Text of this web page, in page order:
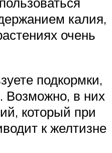
калия,
очень
подкормки,
Возможно, в них
который при
к желтизне